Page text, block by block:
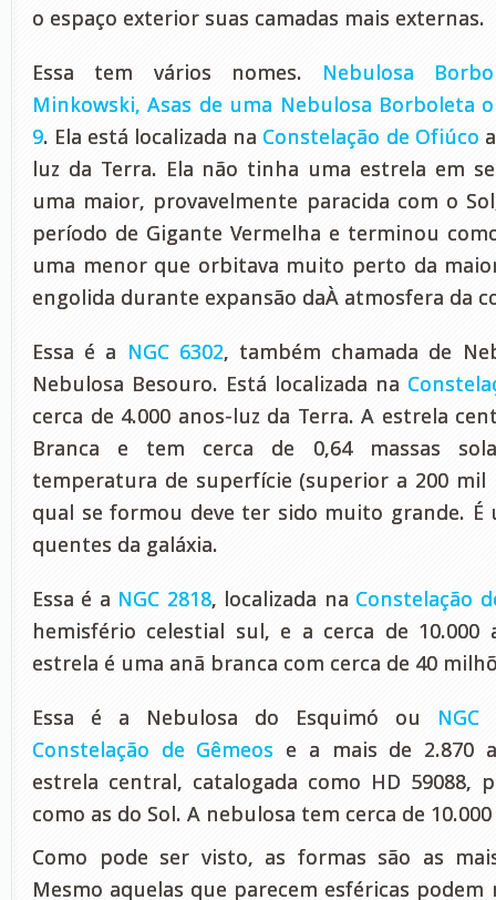
o espaço exterior suas camadas mais externas.
Essa tem vários nomes. Nebulosa
Minkowski, Asas de uma Nebulosa Borboleta
9. Ela está localizada na Constelação de Ofiúco
luz da Terra. Ela não tinha uma estrela em
uma maior, provavelmente paracida com o
período de Gigante Vermelha e terminou
uma menor que orbitava muito perto da
engolida durante expansão daÀ atmosfera da
Essa é a NGC 6302, também chamada de
Nebulosa Besouro. Está localizada na
cerca de 4.000 anos-luz da Terra. A estrela
Branca e tem cerca de 0,64 massas
temperatura de superfície (superior a 200 mil
qual se formou deve ter sido muito grande. É
quentes da galáxia.
Essa é a NGC 2818, localizada na Constelação
hemisfério celestial sul, e a cerca de 10.000
estrela é uma anã branca com cerca de 40
Essa é a Nebulosa do Esquimó ou NGC
Constelação de Gêmeos e a mais de 2.870
estrela central, catalogada como HD 59088,
como as do Sol. A nebulosa tem cerca de
Como pode ser visto, as formas são as
Mesmo aquelas que parecem esféricas